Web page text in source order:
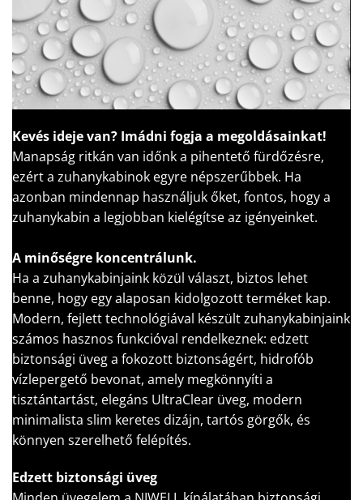
Kevés ideje van? Imádni fogja a megoldásainkat!
Manapság ritkán van időnk a pihentető fürdőzésre,
ezért a zuhanykabinok egyre népszerűbbek. Ha
azonban mindennap használjuk őket, fontos, hogy a
zuhanykabin a legjobban kielégítse az igényeinket.
A minőségre koncentrálunk.
Ha a zuhanykabinjaink közül választ, biztos lehet
benne, hogy egy alaposan kidolgozott terméket kap.
Modern, fejlett technológiával készült zuhanykabinjaink
számos hasznos funkcióval rendelkeznek: edzett
biztonsági üveg a fokozott biztonságért, hidrofób
vízlepergető bevonat, amely megkönnyíti a
tisztántartást, elegáns UltraClear üveg, modern
minimalista slim keretes dizájn, tartós görgők, és
könnyen szerelhető felépítés.
Edzett biztonsági üveg